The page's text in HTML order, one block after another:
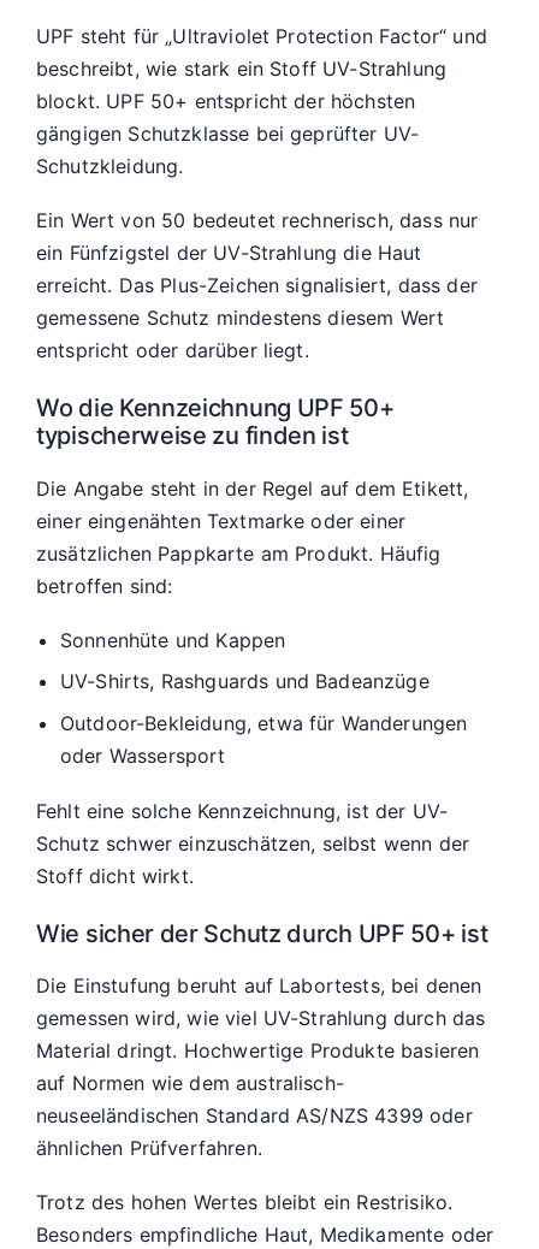
UPF steht für „Ultraviolet Protection Factor“ und
beschreibt, wie stark ein Stoff UV-Strahlung
blockt. UPF 50+ entspricht der höchsten
gängigen Schutzklasse bei geprüfter UV-
Schutzkleidung.
Ein Wert von 50 bedeutet rechnerisch, dass nur
ein Fünfzigstel der UV-Strahlung die Haut
erreicht. Das Plus-Zeichen signalisiert, dass der
gemessene Schutz mindestens diesem Wert
entspricht oder darüber liegt.
Wo die Kennzeichnung UPF 50+
typischerweise zu finden ist
Die Angabe steht in der Regel auf dem Etikett,
einer eingenähten Textmarke oder einer
zusätzlichen Pappkarte am Produkt. Häufig
betroffen sind:
Sonnenhüte und Kappen
UV-Shirts, Rashguards und Badeanzüge
Outdoor-Bekleidung, etwa für Wanderungen
oder Wassersport
Fehlt eine solche Kennzeichnung, ist der UV-
Schutz schwer einzuschätzen, selbst wenn der
Stoff dicht wirkt.
Wie sicher der Schutz durch UPF 50+ ist
Die Einstufung beruht auf Labortests, bei denen
gemessen wird, wie viel UV-Strahlung durch das
Material dringt. Hochwertige Produkte basieren
auf Normen wie dem australisch-
neuseeländischen Standard AS/NZS 4399 oder
ähnlichen Prüfverfahren.
Trotz des hohen Wertes bleibt ein Restrisiko.
Besonders empfindliche Haut, Medikamente oder